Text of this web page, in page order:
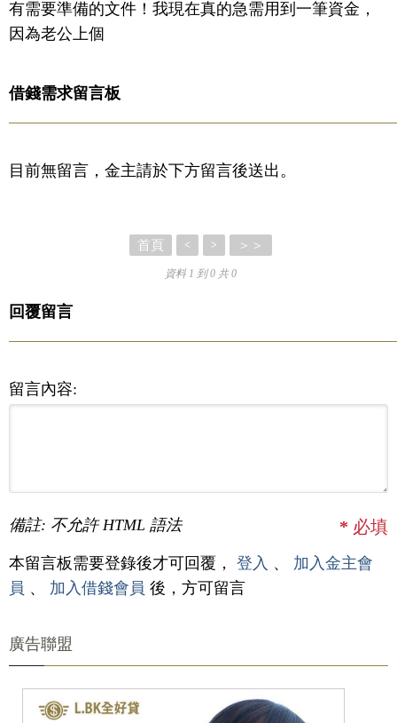
有需要準備的文件！我現在真的急需用到一筆資金，
因為老公上個
借錢需求留言板
目前無留言，金主請於下方留言後送出。
首頁 < > ＞＞
資料 1 到 0 共 0
回覆留言
留言內容:
備註: 不允許 HTML 語法 * 必填
本留言板需要登錄後才可回覆， 登入 、 加入金主會
員 、 加入借錢會員 後，方可留言
廣告聯盟